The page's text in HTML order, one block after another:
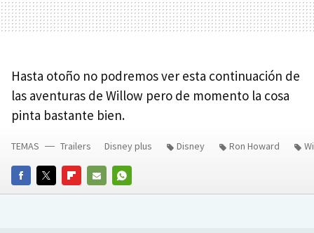
Hasta otoño no podremos ver esta continuación de
las aventuras de Willow pero de momento la cosa
pinta bastante bien.
FACEBOOKTWITTERFLIPBOARD
E-
WHATSAPP
TEMAS Trailers Disney plus Disney Ron Howard